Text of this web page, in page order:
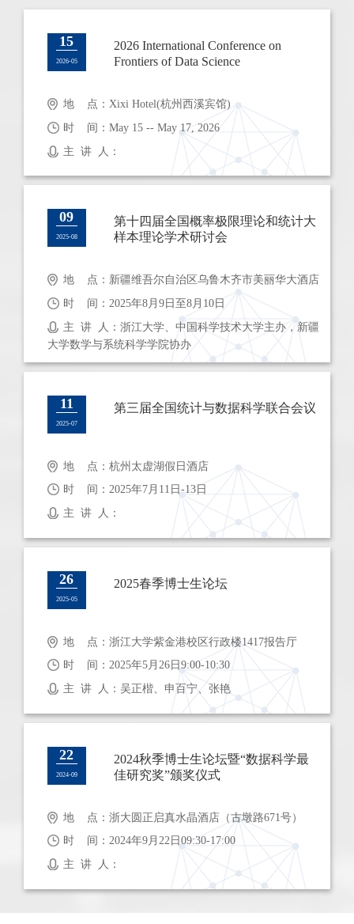
15
2026-05
2026 International Conference on
Frontiers of Data Science
地 点：Xixi Hotel(杭州西溪宾馆)
时 间：May 15 -- May 17, 2026
主 讲 人：
09
2025-08
第十四届全国概率极限理论和统计大
样本理论学术研讨会
地 点：新疆维吾尔自治区乌鲁木齐市美丽华大酒店
时 间：2025年8月9日至8月10日
主 讲 人：浙江大学、中国科学技术大学主办，新疆
大学数学与系统科学学院协办
11
2025-07
第三届全国统计与数据科学联合会议
地 点：杭州太虚湖假日酒店
时 间：2025年7月11日-13日
主 讲 人：
26
2025-05
2025春季博士生论坛
地 点：浙江大学紫金港校区行政楼1417报告厅
时 间：2025年5月26日9:00-10:30
主 讲 人：吴正楷、申百宁、张艳
22
2024-09
2024秋季博士生论坛暨“数据科学最
佳研究奖”颁奖仪式
地 点：浙大圆正启真水晶酒店（古墩路671号）
时 间：2024年9月22日09:30-17:00
主 讲 人：